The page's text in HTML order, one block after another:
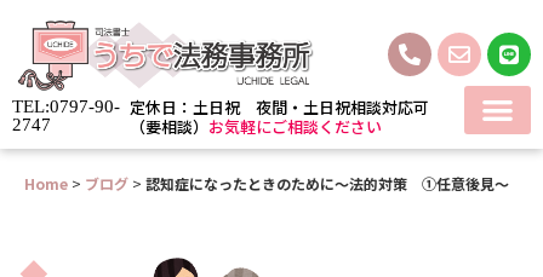
TEL:0797-90-
2747
定休日：土日祝 夜間・土日祝相談対応可
（要相談） お気軽にご相談ください
Home > ブログ > 認知症になったときのために～法的対策 ①任意後見～